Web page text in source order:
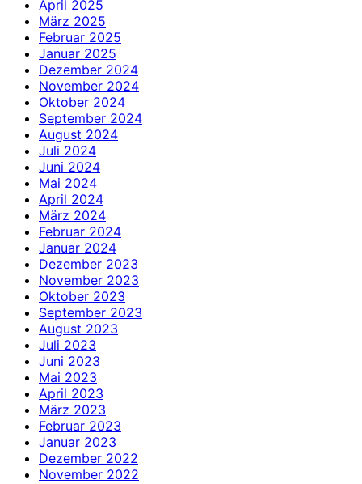
April 2025
März 2025
Februar 2025
Januar 2025
Dezember 2024
November 2024
Oktober 2024
September 2024
August 2024
Juli 2024
Juni 2024
Mai 2024
April 2024
März 2024
Februar 2024
Januar 2024
Dezember 2023
November 2023
Oktober 2023
September 2023
August 2023
Juli 2023
Juni 2023
Mai 2023
April 2023
März 2023
Februar 2023
Januar 2023
Dezember 2022
November 2022